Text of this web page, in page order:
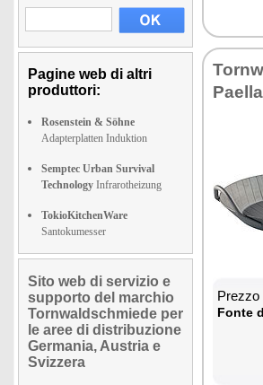
Pagine web di altri
produttori:
Rosenstein & Söhne
Adapterplatten Induktion
Semptec Urban Survival
Technology Infrarotheizung
TokioKitchenWare
Santokumesser
Sito web di servizio e
supporto del marchio
Tornwaldschmiede per
le aree di distribuzione
Germania, Austria e
Svizzera
Prezzo
Fonte